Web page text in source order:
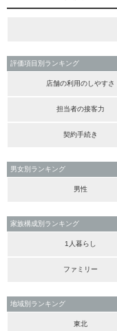
評価項目別ランキング
店舗の利用のしやすさ
担当者の接客力
契約手続き
男女別ランキング
男性
家族構成別ランキング
1人暮らし
ファミリー
地域別ランキング
東北